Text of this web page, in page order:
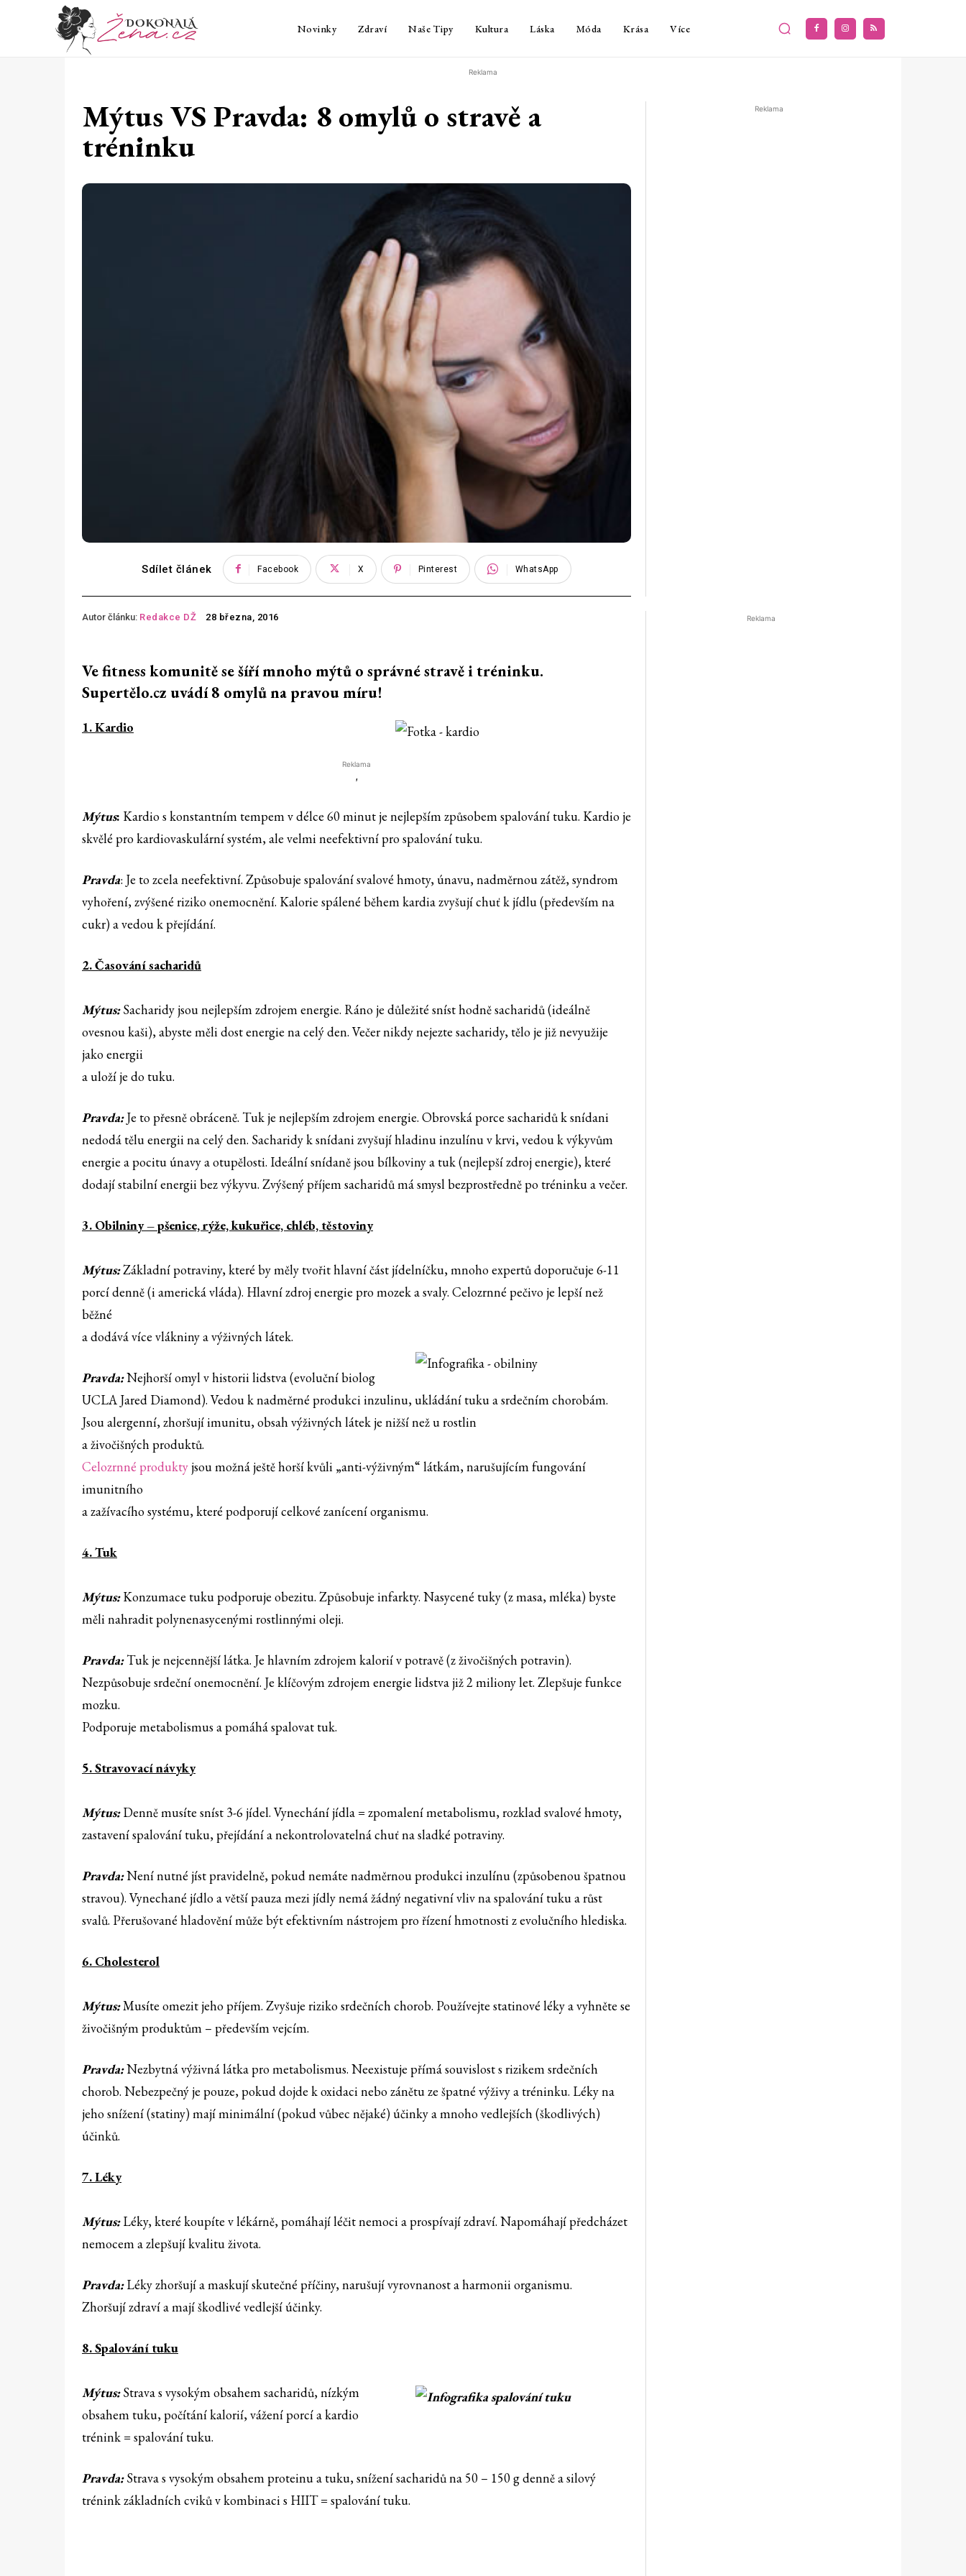
Novinky Zdraví Naše Tipy Kultura Láska Móda Krása Více
Reklama
Mýtus VS Pravda: 8 omylů o stravě a
tréninku
Sdílet článek Facebook X Pinterest WhatsApp
Reklama
Autor článku: Redakce DŽ 28 března, 2016
Ve fitness komunitě se šíří mnoho mýtů o správné stravě i tréninku.
Supertělo.cz uvádí 8 omylů na pravou míru!
1. Kardio
Reklama
'
Mýtus: Kardio s konstantním tempem v délce 60 minut je nejlepším způsobem spalování tuku. Kardio je
skvělé pro kardiovaskulární systém, ale velmi neefektivní pro spalování tuku.
Pravda: Je to zcela neefektivní. Způsobuje spalování svalové hmoty, únavu, nadměrnou zátěž, syndrom
vyhoření, zvýšené riziko onemocnění. Kalorie spálené během kardia zvyšují chuť k jídlu (především na
cukr) a vedou k přejídání.
2. Časování sacharidů
Mýtus:Sacharidy jsou nejlepším zdrojem energie. Ráno je důležité sníst hodně sacharidů (ideálně
ovesnou kaši), abyste měli dost energie na celý den. Večer nikdy nejezte sacharidy, tělo je již nevyužije
jako energii
a uloží je do tuku.
Pravda:Je to přesně obráceně. Tuk je nejlepším zdrojem energie. Obrovská porce sacharidů k snídani
nedodá tělu energii na celý den. Sacharidy k snídani zvyšují hladinu inzulínu v krvi, vedou k výkyvům
energie a pocitu únavy a otupělosti. Ideální snídaně jsou bílkoviny a tuk (nejlepší zdroj energie), které
dodají stabilní energii bez výkyvu. Zvýšený příjem sacharidů má smysl bezprostředně po tréninku a večer.
3. Obilniny – pšenice, rýže, kukuřice, chléb, těstoviny
Mýtus:Základní potraviny, které by měly tvořit hlavní část jídelníčku, mnoho expertů doporučuje 6-11
porcí denně (i americká vláda). Hlavní zdroj energie pro mozek a svaly. Celozrnné pečivo je lepší než
běžné
a dodává více vlákniny a výživných látek.
Pravda:Nejhorší omyl v historii lidstva (evoluční biolog
UCLA Jared Diamond). Vedou k nadměrné produkci inzulinu, ukládání tuku a srdečním chorobám.
Jsou alergenní, zhoršují imunitu, obsah výživných látek je nižší než u rostlin
a živočišných produktů.
Celozrnné produktyjsou možná ještě horší kvůli „anti-výživným“ látkám, narušujícím fungování
imunitního
a zažívacího systému, které podporují celkové zanícení organismu.
4. Tuk
Mýtus:Konzumace tuku podporuje obezitu. Způsobuje infarkty. Nasycené tuky (z masa, mléka) byste
měli nahradit polynenasycenými rostlinnými oleji.
Pravda:Tuk je nejcennější látka. Je hlavním zdrojem kalorií v potravě (z živočišných potravin).
Nezpůsobuje srdeční onemocnění. Je klíčovým zdrojem energie lidstva již 2 miliony let. Zlepšuje funkce
mozku.
Podporuje metabolismus a pomáhá spalovat tuk.
5. Stravovací návyky
Mýtus:Denně musíte sníst 3-6 jídel. Vynechání jídla = zpomalení metabolismu, rozklad svalové hmoty,
zastavení spalování tuku, přejídání a nekontrolovatelná chuť na sladké potraviny.
Pravda:Není nutné jíst pravidelně, pokud nemáte nadměrnou produkci inzulínu (způsobenou špatnou
stravou). Vynechané jídlo a větší pauza mezi jídly nemá žádný negativní vliv na spalování tuku a růst
svalů. Přerušované hladovění může být efektivním nástrojem pro řízení hmotnosti z evolučního hlediska.
6. Cholesterol
Mýtus:Musíte omezit jeho příjem. Zvyšuje riziko srdečních chorob. Používejte statinové léky a vyhněte se
živočišným produktům – především vejcím.
Pravda:Nezbytná výživná látka pro metabolismus. Neexistuje přímá souvislost s rizikem srdečních
chorob. Nebezpečný je pouze, pokud dojde k oxidaci nebo zánětu ze špatné výživy a tréninku. Léky na
jeho snížení (statiny) mají minimální (pokud vůbec nějaké) účinky a mnoho vedlejších (škodlivých)
účinků.
7. Léky
Mýtus: Léky, které koupíte v lékárně, pomáhají léčit nemoci a prospívají zdraví. Napomáhají předcházet
nemocem a zlepšují kvalitu života.
Pravda: Léky zhoršují a maskují skutečné příčiny, narušují vyrovnanost a harmonii organismu.
Zhoršují zdraví a mají škodlivé vedlejší účinky.
8. Spalování tuku
Mýtus:Strava s vysokým obsahem sacharidů, nízkým
obsahem tuku, počítání kalorií, vážení porcí a kardio
trénink = spalování tuku.
Pravda:Strava s vysokým obsahem proteinu a tuku, snížení sacharidů na 50 – 150 g denně a silový
trénink základních cviků v kombinaci s HIIT = spalování tuku.
Reklama